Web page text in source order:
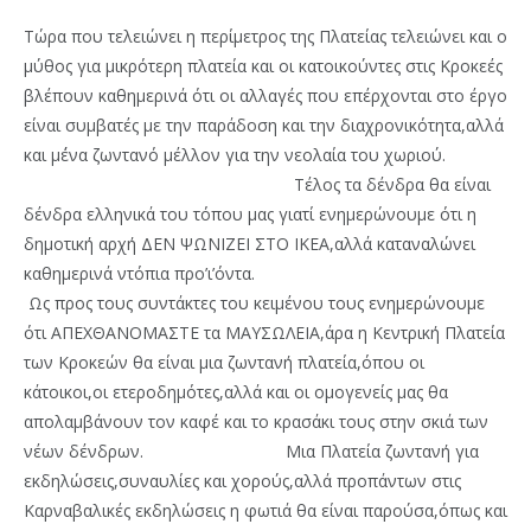
Τώρα που τελειώνει η περίμετρος της Πλατείας τελειώνει και ο
μύθος για μικρότερη πλατεία και οι κατοικούντες στις Κροκεές
βλέπουν καθημερινά ότι οι αλλαγές που επέρχονται στο έργο
είναι συμβατές με την παράδοση και την διαχρονικότητα,αλλά
και μ΄ένα ζωντανό μέλλον για την νεολαία του χωριού.
Τέλος τα δένδρα θα είναι
δένδρα ελληνικά του τόπου μας γιατί ενημερώνουμε ότι η
δημοτική αρχή ΔΕΝ ΨΩΝΙΖΕΙ ΣΤΟ ΙΚΕΑ,αλλά καταναλώνει
καθημερινά ντόπια προ’ι’όντα.
Ως προς τους συντάκτες του κειμένου τους ενημερώνουμε
ότι ΑΠΕΧΘΑΝΟΜΑΣΤΕ τα ΜΑΥΣΩΛΕΙΑ,άρα η Κεντρική Πλατεία
των Κροκεών θα είναι μια ζωντανή πλατεία,όπου οι
κάτοικοι,οι ετεροδημότες,αλλά και οι ομογενείς μας θα
απολαμβάνουν τον καφέ και το κρασάκι τους στην σκιά των
νέων δένδρων. Μια Πλατεία ζωντανή για
εκδηλώσεις,συναυλίες και χορούς,αλλά προπάντων στις
Καρναβαλικές εκδηλώσεις η φωτιά θα είναι παρούσα,όπως και